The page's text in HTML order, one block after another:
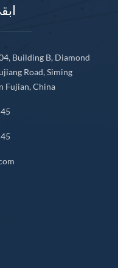
Building B, Diamond
Road, Siming
Fujian, China